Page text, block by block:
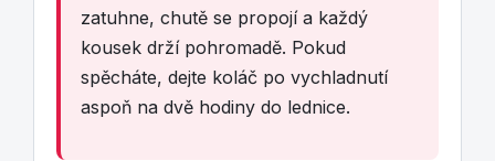
zatuhne, chutě se propojí a každý
kousek drží pohromadě. Pokud
spěcháte, dejte koláč po vychladnutí
aspoň na dvě hodiny do lednice.